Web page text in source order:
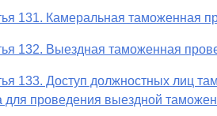
131. Камеральная таможенная
132. Выездная таможенная
133. Доступ должностных лиц
для проведения выездной